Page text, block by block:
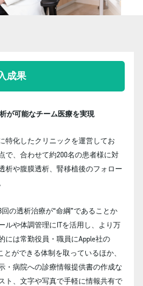
成果
が可能なチーム医療を実現
化したクリニックを運営してお
で、合わせて約200名の患者様に対
析や腹膜透析、腎移植後のフォロー
の透析治療が“命綱”であることか
ルや体調管理にITを活用し、より万
には常勤役員・職員にApple社の
ができる体制を取っているほか、
・病院への診療情報提供書の作成な
ト、文字や写真で手軽に情報共有で